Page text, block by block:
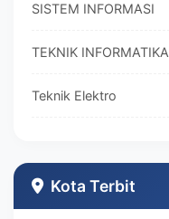
SISTEM INFORMASI
TEKNIK INFORMATIKA
Teknik Elektro
Teknik Industri
Kota Terbit